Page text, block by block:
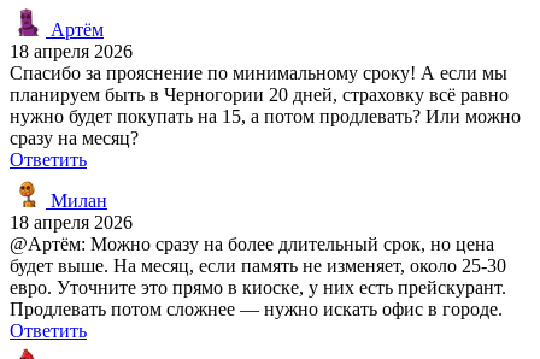
Артём
18 апреля 2026
Спасибо за прояснение по минимальному сроку! А если мы
планируем быть в Черногории 20 дней, страховку всё равно
нужно будет покупать на 15, а потом продлевать? Или можно
сразу на месяц?
Ответить
Милан
18 апреля 2026
@Артём: Можно сразу на более длительный срок, но цена
будет выше. На месяц, если память не изменяет, около 25-30
евро. Уточните это прямо в киоске, у них есть прейскурант.
Продлевать потом сложнее — нужно искать офис в городе.
Ответить